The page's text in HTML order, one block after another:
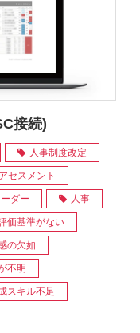
接続)
人事制度改定
アセスメント
ーダー 人事
価基準がない
の欠如
不明
スキル不足